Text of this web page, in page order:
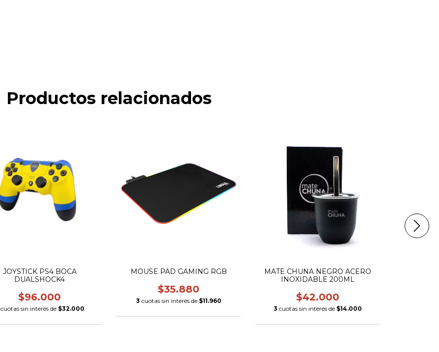
Productos relacionados
JOYSTICK PS4 BOCA
DUALSHOCK4
$96.000
cuotas sin interés de $32.000
MOUSE PAD GAMING RGB
$35.880
3 cuotas sin interés de $11.960
MATE CHUNA NEGRO ACERO
INOXIDABLE 200ML
$42.000
3 cuotas sin interés de $14.000